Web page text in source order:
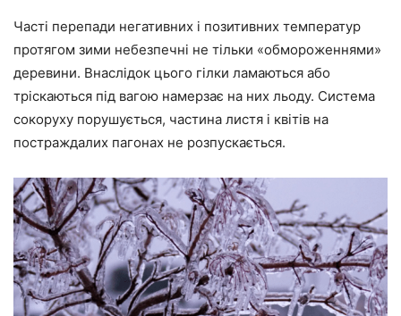
Часті перепади негативних і позитивних температур
протягом зими небезпечні не тільки «обмороженнями»
деревини. Внаслідок цього гілки ламаються або
тріскаються під вагою намерзає на них льоду. Система
сокоруху порушується, частина листя і квітів на
постраждалих пагонах не розпускається.